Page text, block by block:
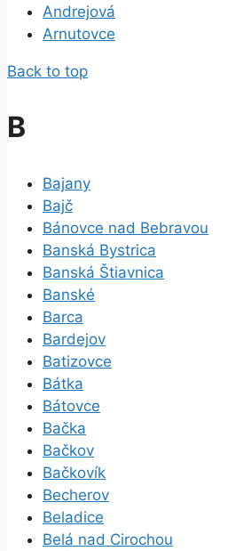
Andrejová
Arnutovce
Back to top
B
Bajany
Bajč
Bánovce nad Bebravou
Banská Bystrica
Banská Štiavnica
Banské
Barca
Bardejov
Batizovce
Bátka
Bátovce
Bačka
Bačkov
Bačkovík
Becherov
Beladice
Belá nad Cirochou